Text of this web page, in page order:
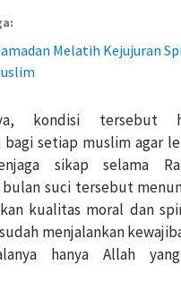
Melatih Kejujuran
kondisi tersebut
bagi setiap muslim agar
sikap selama
bulan suci tersebut
kualitas moral dan
menjalankan
hanya Allah